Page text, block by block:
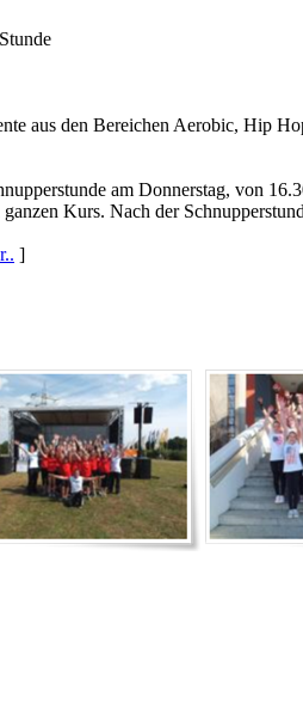
aus den Bereichen Aerobic, Hip
am Donnerstag, von
Kurs. Nach der
]